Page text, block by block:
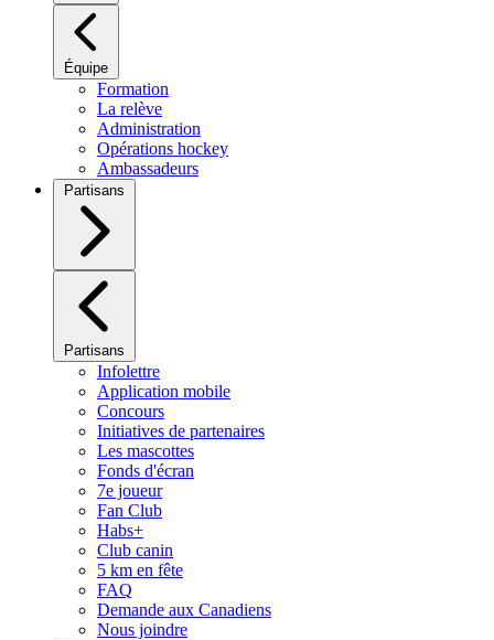
Équipe
Formation
La relève
Administration
Opérations hockey
Ambassadeurs
Partisans
Partisans
Infolettre
Application mobile
Concours
Initiatives de partenaires
Les mascottes
Fonds d'écran
7e joueur
Fan Club
Habs+
Club canin
5 km en fête
FAQ
Demande aux Canadiens
Nous joindre